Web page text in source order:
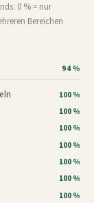
0 % = nur
Bereichen
94 %
100 %
100 %
100 %
100 %
100 %
100 %
100 %